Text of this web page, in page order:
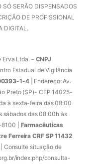
SERÃO DISPENSADOS
DE PROFISSIONAL
DIGITAL.
Ltda. – CNPJ
Estadual de Vigilância
1-4| Endereço: Av.
Preto (SP)- CEP 14025-
à sexta-feira das 08:00
sábados das 08:00h às
| Farmacêuticas
Ferreira CRF SP 11432
| Consulte situação de
index.php/consulta-